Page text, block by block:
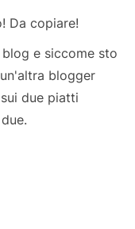
Da copiare!
blog e siccome sto
blogger
due piatti